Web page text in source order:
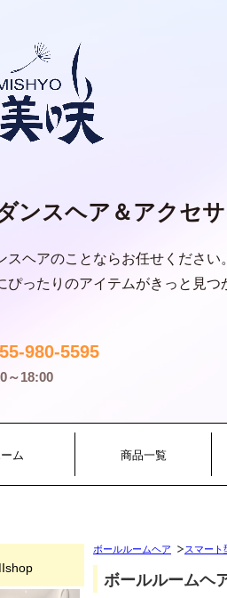
ンスヘア＆アクセ
スヘアのことならお任せください。
ぴったりのアイテムがきっと見つ
980-5595
～18:00
ム 商品一覧
ボールルームヘア スマート
ボールルーム